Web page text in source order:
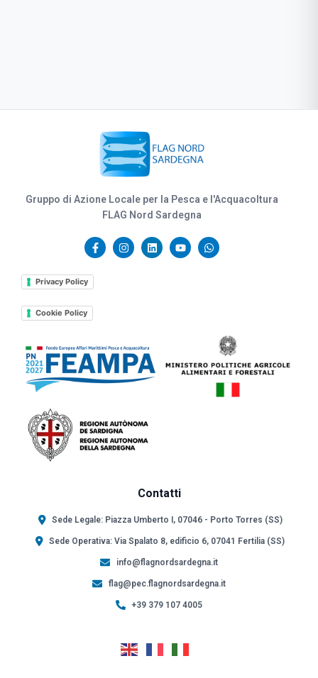
Gruppo di Azione Locale per la Pesca e l'Acquacoltura
FLAG Nord Sardegna
Privacy Policy
Cookie Policy
Contatti
Sede Legale: Piazza Umberto I, 07046 - Porto Torres (SS)
Sede Operativa: Via Spalato 8, edificio 6, 07041 Fertilia (SS)
info@flagnordsardegna.it
flag@pec.flagnordsardegna.it
+39 379 107 4005